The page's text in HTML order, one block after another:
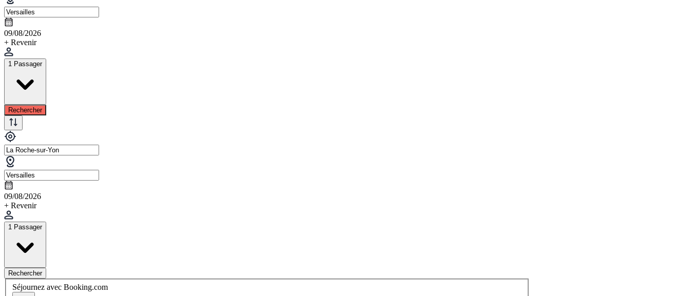
09/08/2026
+ Revenir
1 Passager
Rechercher
09/08/2026
+ Revenir
1 Passager
Rechercher
Séjournez avec Booking.com